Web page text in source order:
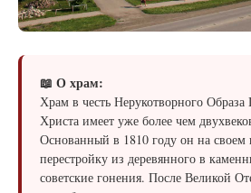
📖 О храм:
Храм в честь Нерукотворного Образа
Христа имеет уже более чем
Основанный в 1810 году он на своем
перестройку из деревянного в
советские гонения. После Великой